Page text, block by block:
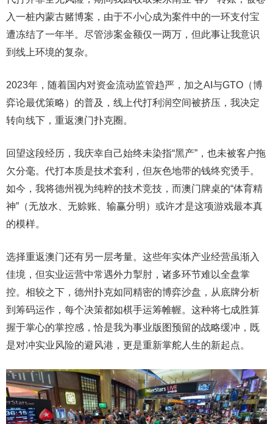
入一桩内蒙古赌博案，由于不小心成为案件中的一环支付宝
遭冻结了一年半。尽管涉案金额仅一两万，但此事让我意识
到线上环境的复杂。
2023年，随着国内对资金流动监管趋严，加之AI与GTO（博
弈论最优策略）的普及，线上代打利润空间被挤压，我决定
转向线下，重返澳门扑克圈。
回望这段经历，我庆幸自己始终未染指“黑产”，也未被客户拖
欠分毫。代打本质是技术套利，但灰色地带的钱终究烫手。
如今，我将德州视为纯粹的技术竞技，而澳门牌桌的“体育精
神”（无放水、无赊账、输赢分明）或许才是这项游戏最本真
的模样。
选择重返澳门还有另一层考量。这些年实体产业经营虽渐入
佳境，但实业运营中常遇外力掣肘，诸多环节难以全盘掌
控。相较之下，德州扑克如同精密的博弈沙盘，从底牌分析
到筹码运作，每个决策都如棋手运筹帷幄。这种将七成胜算
握于掌心的掌控感，恰是我为事业版图预留的战略缓冲，既
是对冲实业风险的避风港，更是重新掌舵人生的新起点。